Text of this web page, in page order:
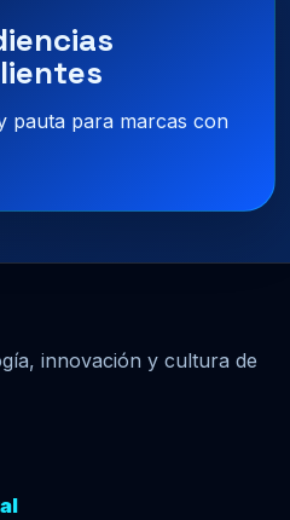
pauta para marcas con
innovación y cultura de